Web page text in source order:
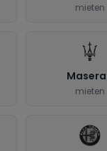
mieten
mieten